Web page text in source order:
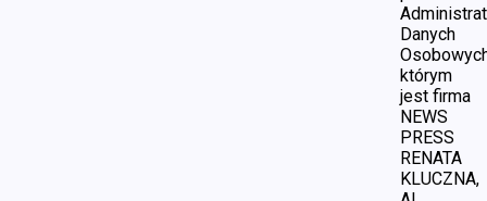
Danych
którym
jest firma
NEWS
PRESS
RENATA
KLUCZNA,